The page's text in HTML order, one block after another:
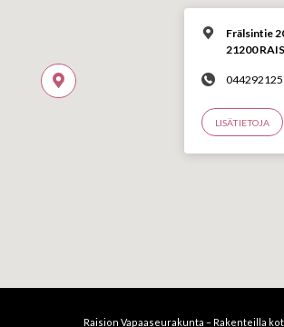
Frälsintie
21200
LISÄTIETOJA
Raision Vapaaseurakunta – Rakenteilla